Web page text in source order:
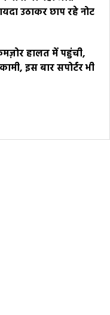
उठाकर छाप रहे नोट
हालत में पहुंची,
इस बार सपोर्टर भी